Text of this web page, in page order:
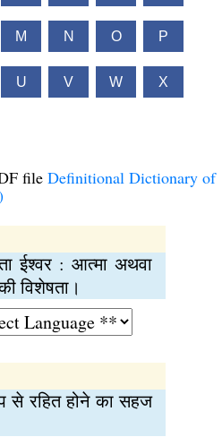
M N O P
U V W X
file Definitional Dictionary of
ईश्वर : आत्मा अथवा
विशेषता।
से रहित होने का सहज